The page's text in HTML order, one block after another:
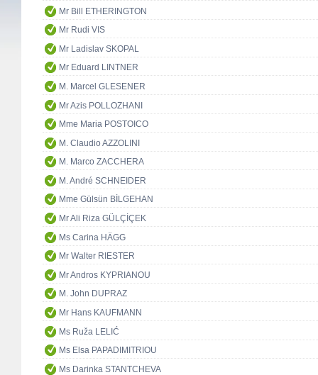
Mr Bill ETHERINGTON
Mr Rudi VIS
Mr Ladislav SKOPAL
Mr Eduard LINTNER
M. Marcel GLESENER
Mr Azis POLLOZHANI
Mme Maria POSTOICO
M. Claudio AZZOLINI
M. Marco ZACCHERA
M. André SCHNEIDER
Mme Gülsün BİLGEHAN
Mr Ali Riza GÜLÇİÇEK
Ms Carina HÄGG
Mr Walter RIESTER
Mr Andros KYPRIANOU
M. John DUPRAZ
Mr Hans KAUFMANN
Ms Ruža LELIĆ
Ms Elsa PAPADIMITRIOU
Ms Darinka STANTCHEVA